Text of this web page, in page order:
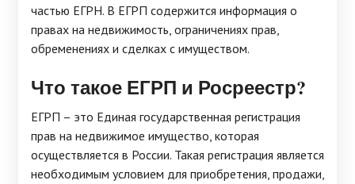
частью ЕГРН. В ЕГРП содержится информация о
правах на недвижимость, ограничениях прав,
обременениях и сделках с имуществом.
Что такое ЕГРП и Росреестр?
ЕГРП – это Единая государственная регистрация
прав на недвижимое имущество, которая
осуществляется в России. Такая регистрация является
необходимым условием для приобретения, продажи,